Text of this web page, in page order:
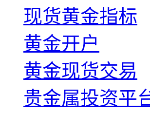
现货黄金指标
黄金开户
黄金现货交易
贵金属投资平